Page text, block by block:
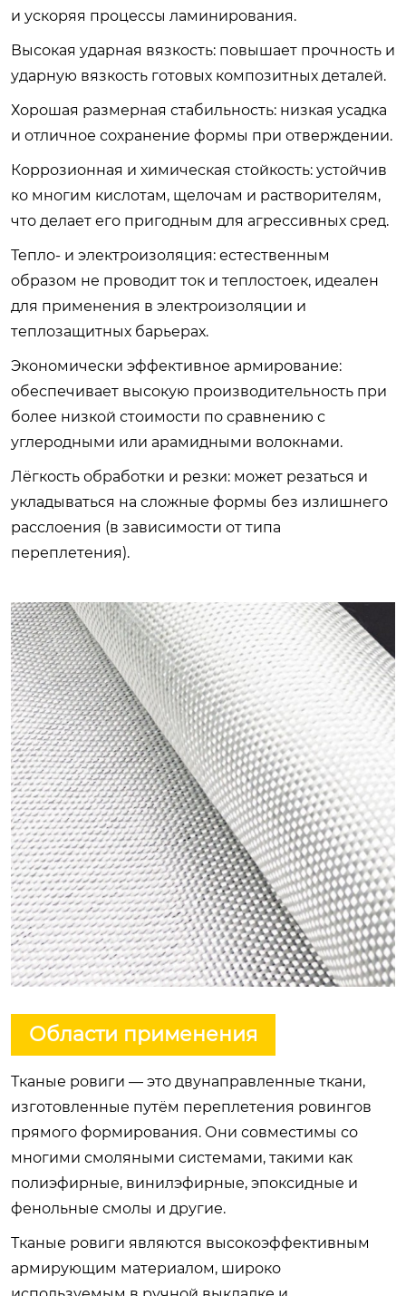
и ускоряя процессы ламинирования.
Высокая ударная вязкость: повышает прочность и
ударную вязкость готовых композитных деталей.
Хорошая размерная стабильность: низкая усадка
и отличное сохранение формы при отверждении.
Коррозионная и химическая стойкость: устойчив
ко многим кислотам, щелочам и растворителям,
что делает его пригодным для агрессивных сред.
Тепло- и электроизоляция: естественным
образом не проводит ток и теплостоек, идеален
для применения в электроизоляции и
теплозащитных барьерах.
Экономически эффективное армирование:
обеспечивает высокую производительность при
более низкой стоимости по сравнению с
углеродными или арамидными волокнами.
Лёгкость обработки и резки: может резаться и
укладываться на сложные формы без излишнего
расслоения (в зависимости от типа
переплетения).
Области применения
Тканые ровиги — это двунаправленные ткани,
изготовленные путём переплетения ровингов
прямого формирования. Они совместимы со
многими смоляными системами, такими как
полиэфирные, винилэфирные, эпоксидные и
фенольные смолы и другие.
Тканые ровиги являются высокоэффективным
армирующим материалом, широко